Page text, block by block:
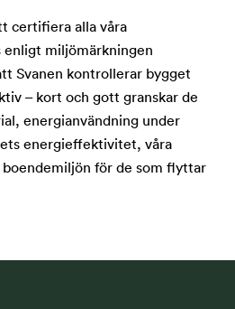
certifiera alla våra
enligt miljömärkningen
Svanen kontrollerar bygget
– kort och gott granskar de
energianvändning under
energieffektivitet, våra
för de som flyttar